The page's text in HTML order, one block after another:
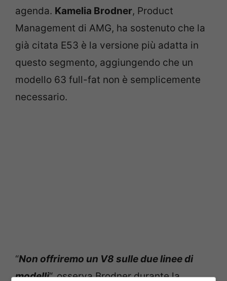
agenda. Kamelia Brodner, Product
Management di AMG, ha sostenuto che la
già citata E53 è la versione più adatta in
questo segmento, aggiungendo che un
modello 63 full-fat non è semplicemente
necessario.
“Non offriremo un V8 sulle due linee di
modelli“, osserva Brodner durante la